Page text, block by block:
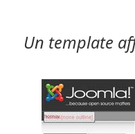
Un template